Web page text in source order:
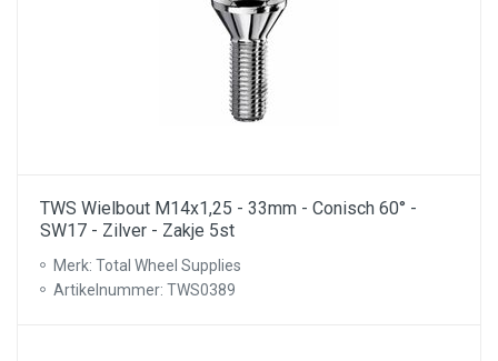
TWS Wielbout M14x1,25 - 33mm - Conisch 60° -
SW17 - Zilver - Zakje 5st
Merk: Total Wheel Supplies
Artikelnummer: TWS0389